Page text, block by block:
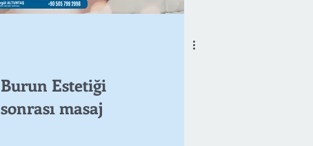
Burun Estetiği
sonrası masaj